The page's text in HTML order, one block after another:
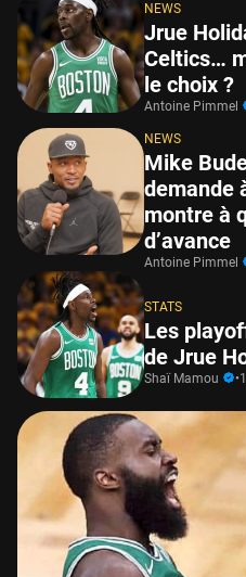
NEWS
Jrue
Celtics…
le choix ?
Antoine Pimmel
NEWS
Mike
demande
montre à
d’avance
Antoine Pimmel
STATS
Les
de Jrue
Shaï Mamou •